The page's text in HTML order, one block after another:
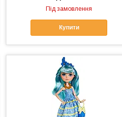
Під замовлення
Купити